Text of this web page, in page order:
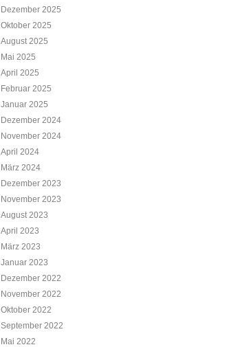
Dezember 2025
Oktober 2025
August 2025
Mai 2025
April 2025
Februar 2025
Januar 2025
Dezember 2024
November 2024
April 2024
März 2024
Dezember 2023
November 2023
August 2023
April 2023
März 2023
Januar 2023
Dezember 2022
November 2022
Oktober 2022
September 2022
Mai 2022